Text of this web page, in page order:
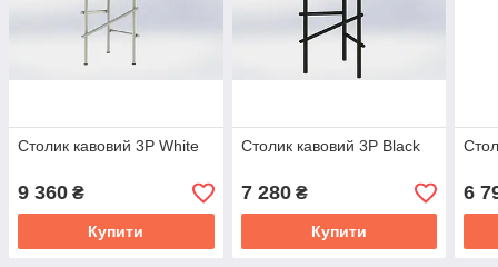
Столик кавовий 3P White
9 360 ₴
Купити
Столик кавовий 3P Black
7 280₴
Купити
6